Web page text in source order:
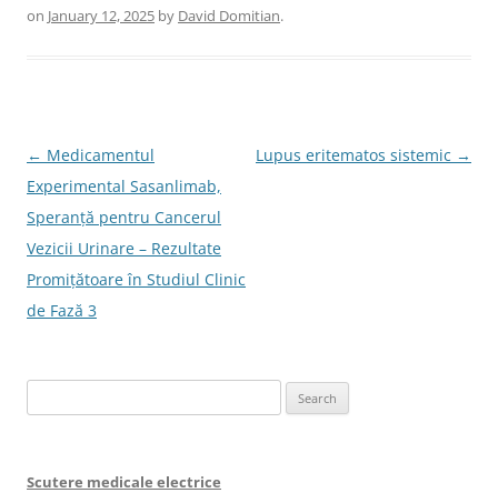
on January 12, 2025 by David Domitian.
Post
navigation
← Medicamentul
Experimental Sasanlimab,
Speranță pentru Cancerul
Vezicii Urinare – Rezultate
Promițătoare în Studiul Clinic
de Fază 3
Lupus eritematos sistemic →
for:
Scutere medicale electrice